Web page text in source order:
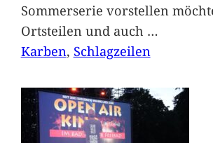
Sommerserie vorstellen
Ortsteilen und auch …
Karben, Schlagzeilen